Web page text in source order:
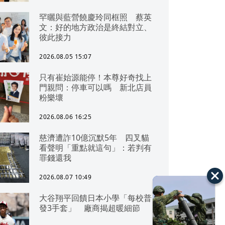
罕曬與藍營饒慶玲同框照 蔡英
文：好的地方政治是終結對立、
彼此接力
2026.08.05 15:07
只有崔始源能停！本尊好奇找上
門親問：停車可以嗎 新北店員
粉樂壞
2026.08.06 16:25
慈濟遭詐10億沉默5年 四叉貓
看聲明「重點就這句」：若判有
罪錢還我
2026.08.07 10:49
大谷翔平回饋日本小學「每校普
發3手套」 廠商揭超暖細節